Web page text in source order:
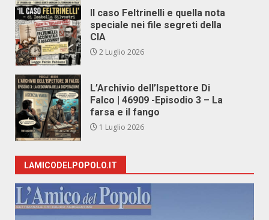
Il caso Feltrinelli e quella nota
speciale nei file segreti della
CIA
2 Luglio 2026
L’Archivio dell’Ispettore Di
Falco | 46909 -Episodio 3 – La
farsa e il fango
1 Luglio 2026
LAMICODELPOPOLO.IT